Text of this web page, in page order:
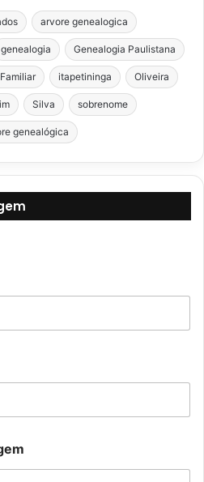
arvore genealogica
genealogia Genealogia Paulistana
itapetininga Oliveira
Silva sobrenome
genealógica